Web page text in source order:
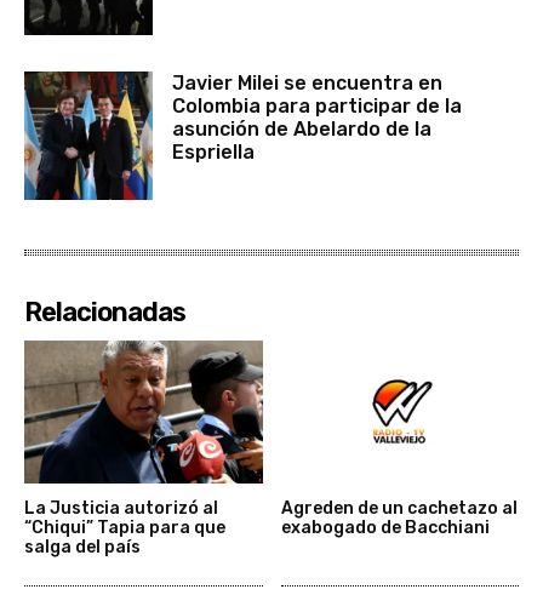
Javier Milei se encuentra en
Colombia para participar de la
asunción de Abelardo de la
Espriella
Relacionadas
La Justicia autorizó al
“Chiqui” Tapia para que
salga del país
Agreden de un cachetazo al
exabogado de Bacchiani